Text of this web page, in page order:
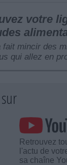
votre
fait mincir des
qui allez en
Retrouvez
l'actu de
sa chaîne